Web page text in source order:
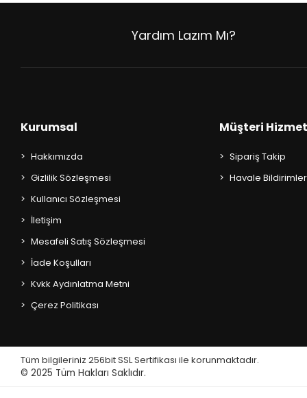
Yardım Lazım Mı?
Kurumsal
Hakkımızda
Gizlilik Sözleşmesi
Kullanıcı Sözleşmesi
İletişim
Mesafeli Satış Sözleşmesi
İade Koşulları
Kvkk Aydınlatma Metni
Çerez Politikası
Müşteri
Sipariş Takip
Havale
Tüm bilgileriniz 256bit SSL Sertifikası ile korunmaktadır.
© 2025 Tüm Hakları Saklıdır.